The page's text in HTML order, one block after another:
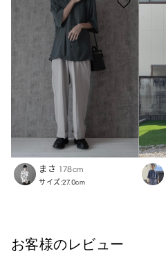
まさ 178cm
サイズ:27.0cm
お客様のレビュー